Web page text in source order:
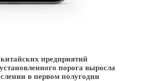
предприятий
порога выросла
в первом полугодии